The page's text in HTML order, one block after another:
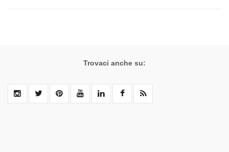
Trovaci anche su: